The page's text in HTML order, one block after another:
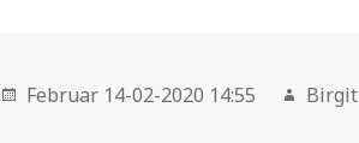
Februar 14-02-2020 14:55 Birgit